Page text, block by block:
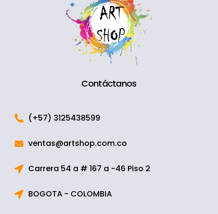
Contáctanos
(+57) 3125438599
ventas@artshop.com.co
Carrera 54 a # 167 a -46 Piso 2
BOGOTA - COLOMBIA